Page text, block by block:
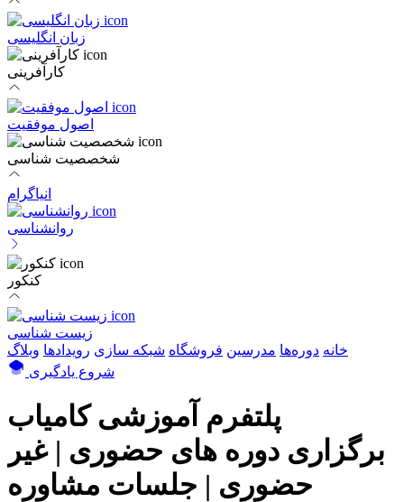
زبان انگلیسی
کارآفرینی
اصول موفقیت
شخصصیت شناسی
انیاگرام
روانشناسی
کنکور
زیست شناسی
خانه دوره‌ها مدرسین فروشگاه شبکه سازی رویداد‌ها وبلاگ
شروع یادگیری
پلتفرم آموزشی کامیاب
برگزاری دوره های حضوری | غیر
حضوری | جلسات مشاوره